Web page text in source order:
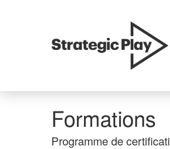
skip
Formations
Programme de